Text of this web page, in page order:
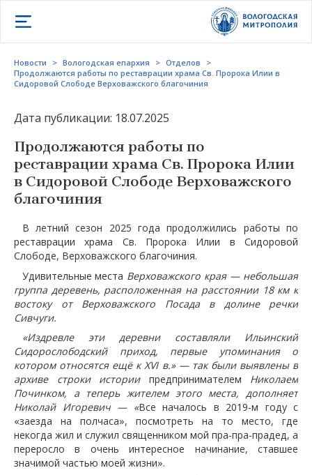
Открыть меню
Новости > Вологодская епархия > Отделов
>
Продолжаются работы по реставрации храма Св. Пророка Илии в
Сидоровой Слободе Верховажского благочиния
Дата публикации: 18.07.2025
Продолжаются работы по
реставрации храма Св. Пророка Илии
в Сидоровой Слободе Верховажского
благочиния
В летний сезон 2025 года продолжились работы по
реставрации храма Св. Пророка Илии в Сидоровой
Слободе, Верховажского благочиния.
Удивительные места Верховажского края — небольшая
группа деревень, расположенная на расстоянии 18 км к
востоку от Верховажского Посада в долине речки
Сивчуги.
«Издревле эти деревни составляли Ильинский
Сидорослободский приход, первые упоминания о
котором относятся ещё к XVI в.» — так были выявлены в
архиве строки историипредпринимателем Николаем
Починком, а теперь жителем этого места, дополняет
Николай Игоревич — «Все началось в 2019-м году с
«заезда на полчаса», посмотреть на то место, где
некогда жил и служил священником мой пра-пра-прадед, а
переросло в очень интересное начинание, ставшее
значимой частью моей жизни».